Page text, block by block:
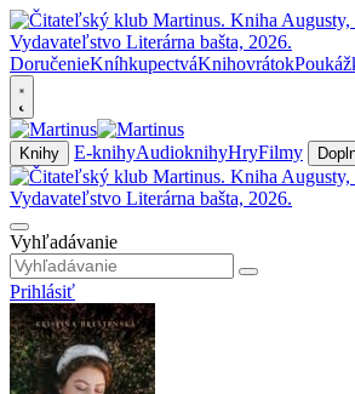
DoručenieKníhkupectváKnihovrátok
Knihy E-knihyAudioknihyHryFilmy
Vyhľadávanie
Prihlásiť